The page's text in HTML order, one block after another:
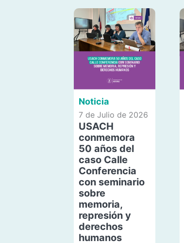
Noticia
7 de Julio de 2026
USACH
conmemora
50 años del
caso Calle
Conferencia
con seminario
sobre
memoria,
represión y
derechos
humanos